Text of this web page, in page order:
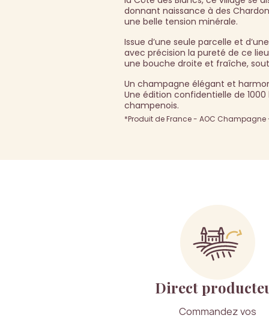
donnant naissance à des
une belle tension minérale.
Issue d’une seule parcelle et
avec précision la pureté de ce
une bouche droite et fraîche,
Un champagne élégant et
Une édition confidentielle de
champenois.
*Produit de France - AOC
Direct
Commandez vos